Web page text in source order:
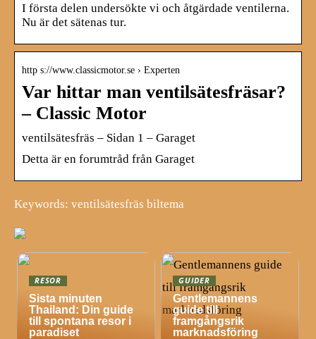
I första delen undersökte vi och åtgärdade ventilerna.
Nu är det sätenas tur.
http s://www.classicmotor.se › Experten
Var hittar man ventilsätesfräsar?
– Classic Motor
ventilsätesfräs – Sidan 1 – Garaget
Detta är en forumtråd från Garaget
Keywords: ventilsätesfräs biltema
RESOR
Sista minuten
Thailand: Din guide
till spontana resor i
paradiset
GUIDER
Gentlemannens
guide till
framgångsrik
marknadsföring